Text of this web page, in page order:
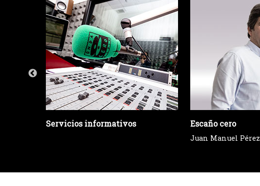
Servicios informativos Escaño cero
Juan Manuel Pérez